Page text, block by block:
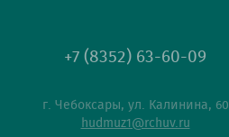
+7 (8352) 63-60-09
г. Чебоксары, ул. Калинина, 60
hudmuz1@rchuv.ru